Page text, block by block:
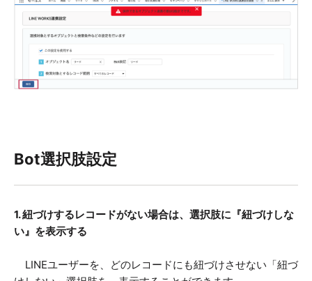
Bot選択肢設定
1. 紐づけするレコードがない場合は、選択肢に 『紐づけしな
い 』 を表示する
LINEユーザーを、どのレコードにも紐づけさせない「紐づ